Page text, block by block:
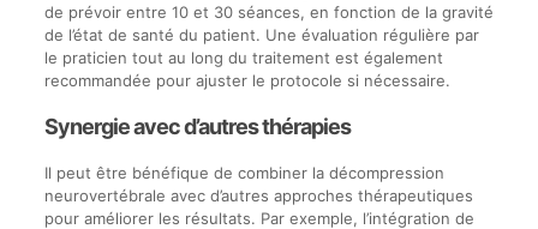
de prévoir entre 10 et 30 séances, en fonction de la gravité
de l’état de santé du patient. Une évaluation régulière par
le praticien tout au long du traitement est également
recommandée pour ajuster le protocole si nécessaire.
Synergie avec d’autres thérapies
Il peut être bénéfique de combiner la décompression
neurovertébrale avec d’autres approches thérapeutiques
pour améliorer les résultats. Par exemple, l’intégration de